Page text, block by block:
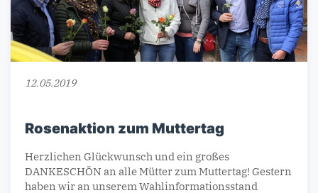
12.05.2019
Rosenaktion zum Muttertag
Herzlichen Glückwunsch und ein großes
DANKESCHÖN an alle Mütter zum Muttertag! Gestern
haben wir an unserem Wahlinformationsstand